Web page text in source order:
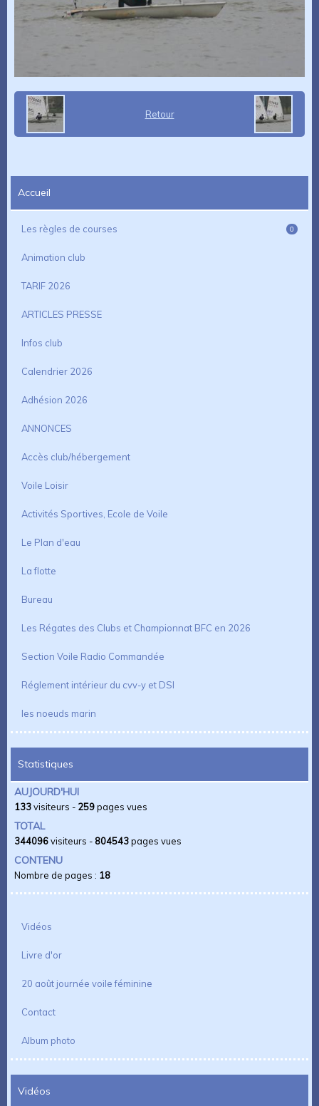
Retour
Accueil
Les règles de courses 0
Animation club
TARIF 2026
ARTICLES PRESSE
Infos club
Calendrier 2026
Adhésion 2026
ANNONCES
Accès club/hébergement
Voile Loisir
Activités Sportives, Ecole de Voile
Le Plan d'eau
La flotte
Bureau
Les Régates des Clubs et Championnat BFC en 2026
Section Voile Radio Commandée
Réglement intérieur du cvv-y et DSI
les noeuds marin
Statistiques
AUJOURD'HUI
133visiteurs - 259pages vues
TOTAL
344096visiteurs - 804543pages vues
CONTENU
Nombre de pages : 18
Vidéos
Livre d'or
20 août journée voile féminine
Contact
Album photo
Vidéos